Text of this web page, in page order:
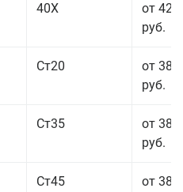
40Х
от 42
руб.
Ст20
от 38
руб.
Ст35
от 38
руб.
Ст45
от 38